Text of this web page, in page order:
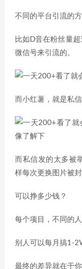
不同的平台引流的
比如D音在粉丝量
微信号来引流的。
而小红薯，就是私信
而私信发的太多被
样每次更换图片被
可以挣多少钱？
每个项目，不同的
别人可以每月搞1-
最终的差异就在于